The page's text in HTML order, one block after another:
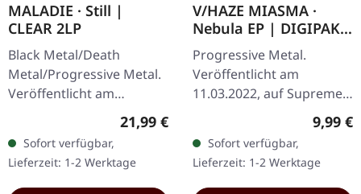
MALADIE · Still |
CLEAR 2LP
Black Metal/Death
Metal/Progressive Metal.
Veröffentlicht am
10.04.2015, auf Supreme
Transparentes Doppel-
Vinyl im schweren…
Regulärer Preis:
21,99 €
Sofort verfügbar,
Lieferzeit: 1-2 Werktage
V/HAZE MIASMA ·
Nebula EP | DIGIPAK
CD
Progressive Metal.
Veröffentlicht am
11.03.2022, auf Supreme
Chaos Records. Limitierte
DigiPak-Auflage von nur
300 handnummerierten
Exemplaren!…
9,99 €
Sofort verfügbar,
Lieferzeit: 1-2 Werktage